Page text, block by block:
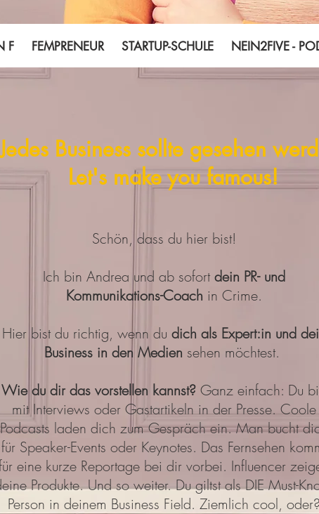
STARTUP-SCHULE NEIN2FIVE -
Jedes Business sollte gesehen
Let's make you famous!
Schön, dass du hier bist!
Ich bin Andrea und ab sofort dein PR- und
Kommunikations-Coach in Crime.
Hier bist du richtig, wenn du dich als Expert:in und
Business in den Medien sehen möchtest.
Wie du dir das vorstellen kannst? Ganz einfach: Du
mit Interviews oder Gastartikeln in der Presse. Coole
Podcasts laden dich zum Gespräch ein. Man bucht
für Speaker-Events oder Keynotes. Das Fernsehen
eine kurze Reportage bei dir vorbei. Influencer
Produkte. Und so weiter. Du giltst als DIE Must-
Person in deinem Business Field. Ziemlich cool, oder?